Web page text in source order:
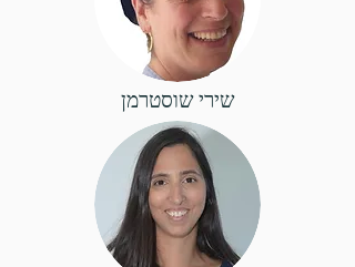
שירי שוסטרמן